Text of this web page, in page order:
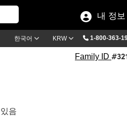
내 정보
한국어 KRW 1-800-363-
Family ID
음